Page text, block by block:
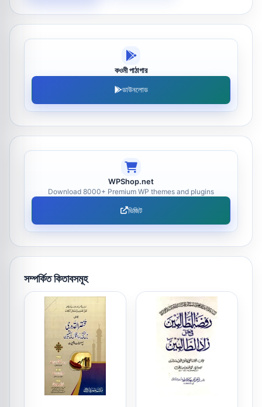
কওমী পাঠাগার
ডাউনলোড
WPShop.net
Download 8000+ Premium WP themes and plugins
ভিজিট
সম্পর্কিত কিতাবসমূহ